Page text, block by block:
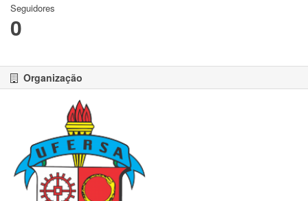
Seguidores
0
Organização